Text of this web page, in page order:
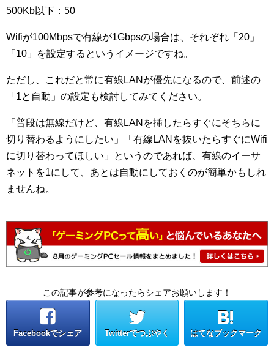
500Kb以下：50
Wifiが100Mbpsで有線が1Gbpsの場合は、それぞれ「20」
「10」を設定するというイメージですね。
ただし、これだと常に有線LANが優先になるので、前述の
「1と自動」の設定も検討してみてください。
「普段は無線だけど、有線LANを挿したらすぐにそちらに
切り替わるようにしたい」「有線LANを抜いたらすぐにWifi
に切り替わってほしい」というのであれば、有線のイーサ
ネットを1にして、あとは自動にしておくのが簡単かもしれ
ませんね。
この記事が参考になったらシェアお願いします！
Facebookでシェア Twitterでつぶやく はてなブックマーク